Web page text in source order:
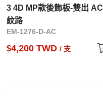
3 4D MP款後飾板-雙出 AC
紋路
EM-1276-D-AC
$4,200 TWD/ 支